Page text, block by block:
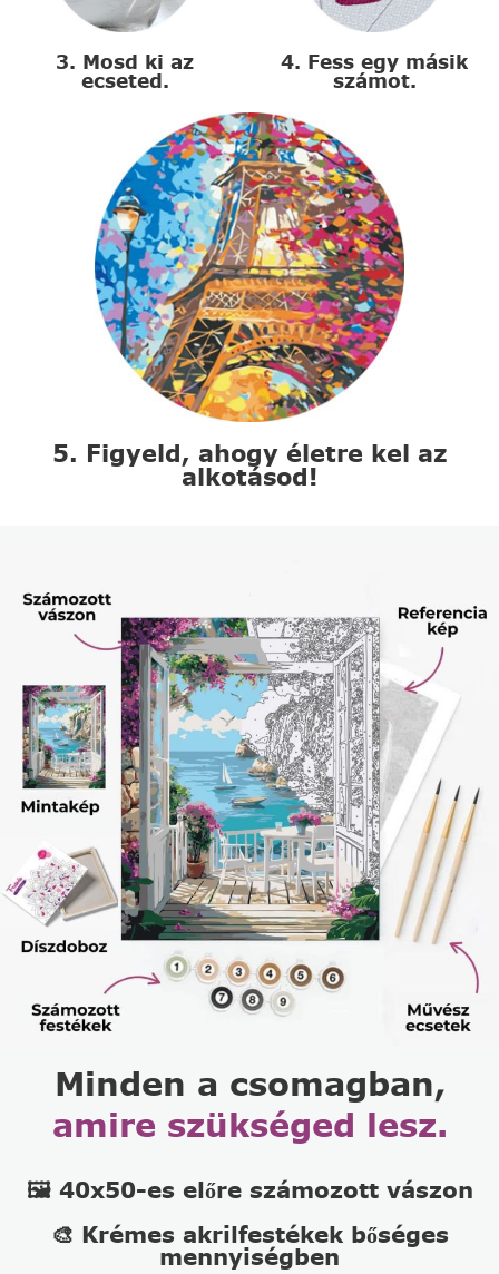
3. Mosd ki az
ecseted.
4. Fess egy másik
számot.
5. Figyeld, ahogy életre kel az
alkotásod!
Minden a csomagban,
amire szükséged lesz.
🖼️ 40x50-es előre számozott vászon
🎨 Krémes akrilfestékek bőséges
mennyiségben